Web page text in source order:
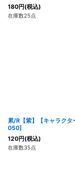
180円(税込)
在庫数25点
累/R【紫】【キャラク
050]
120円(税込)
在庫数35点